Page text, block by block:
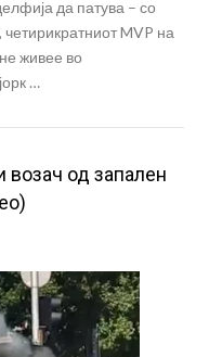
да патува – со
MVP на
живее во
…
од запален